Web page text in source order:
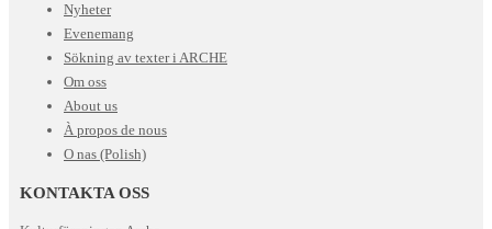
Nyheter
Evenemang
Sökning av texter i ARCHE
Om oss
About us
À propos de nous
O nas (Polish)
KONTAKTA OSS